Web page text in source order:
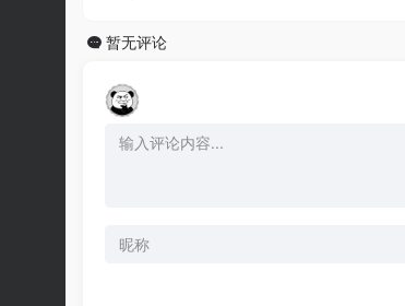
暂无评论